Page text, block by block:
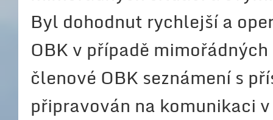
Byl dohodnut rychlejší a
OBK v případě
členové OBK seznámení s
připravován na komunikaci